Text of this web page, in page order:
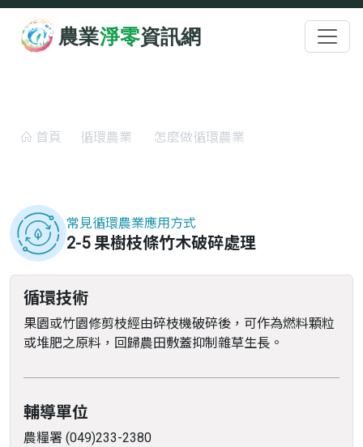
跳至主要內容
首頁 循環農業
怎麼做循環農業
常見循環農業應用方式
2-5 果樹枝條竹木破碎處理
循環技術
果園或竹園修剪枝經由碎枝機破碎後，可作為燃料顆粒
或堆肥之原料，回歸農田敷蓋抑制雜草生長。
輔導單位
農糧署 (049)233-2380